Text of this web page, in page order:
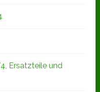
Ersatzteile und